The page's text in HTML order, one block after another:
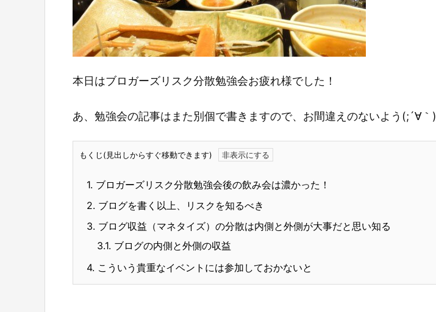
本日はブロガーズリスク分散勉強会お疲れ様でした！
あ、勉強会の記事はまた別個で書きますので、お間違えのないよう(;´∀｀)
もくじ(見出しからすぐ移動できます)
1. ブロガーズリスク分散勉強会後の飲み会は濃かった！
2. ブログを書く以上、リスクを知るべき
3. ブログ収益（マネタイズ）の分散は内側と外側が大事だと思い知る
3.1. ブログの内側と外側の収益
4. こういう貴重なイベントには参加しておかないと